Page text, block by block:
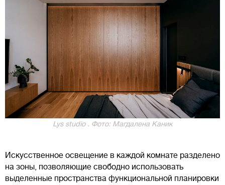
Lys studio . Фото: Магдалена Каник
Искусственное освещение в каждой комнате разделено
на зоны, позволяющие свободно использовать
выделенные пространства функциональной планировки